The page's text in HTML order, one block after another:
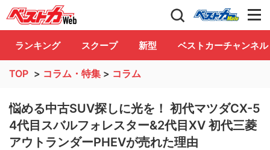
自動車情報誌「ベストカー」 Club
ランキング スクープ 新型 ベストカーチャンネル
TOP > コラム・特集 > コラム
悩める中古SUV探しに光を！ 初代マツダCX-5
4代目スバルフォレスター&2代目XV 初代三菱
アウトランダーPHEVが売れた理由